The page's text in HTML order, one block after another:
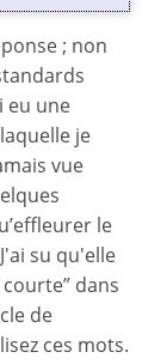
; non
eu une
je
vue
le
su qu'elle
dans
de
ces mots.